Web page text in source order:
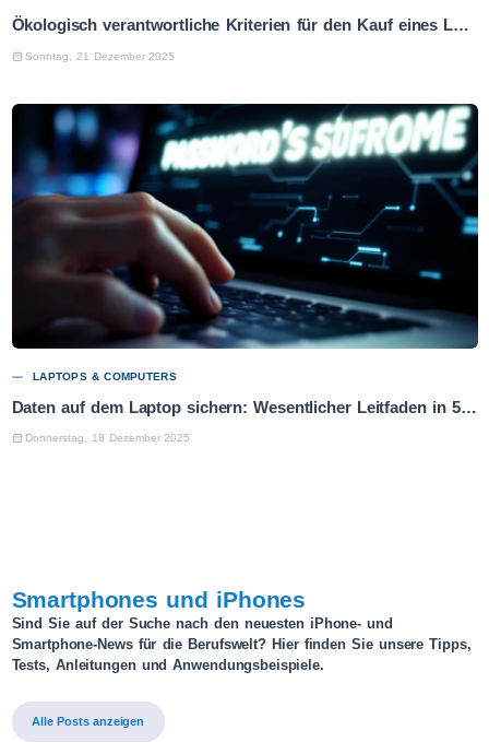
Ökologisch verantwortliche Kriterien für den Kauf eines Laptops: Praktischer Leitfaden
Sonntag, 21 Dezember 2025
LAPTOPS & COMPUTERS
Daten auf dem Laptop sichern: Wesentlicher Leitfaden in 5 Schritten
Donnerstag, 18 Dezember 2025
Smartphones und iPhones
Sind Sie auf der Suche nach den neuesten iPhone- und
Smartphone-News für die Berufswelt? Hier finden Sie unsere Tipps,
Tests, Anleitungen und Anwendungsbeispiele.
Alle Posts anzeigen